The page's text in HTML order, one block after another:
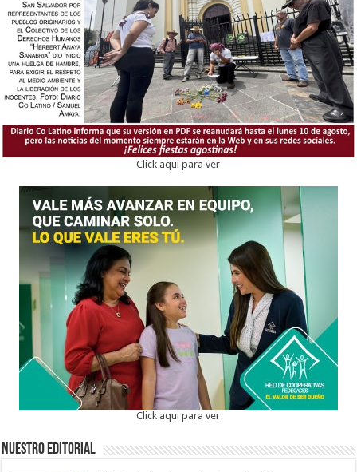
Click aqui para ver
Click aqui para ver
Nuestro Editorial